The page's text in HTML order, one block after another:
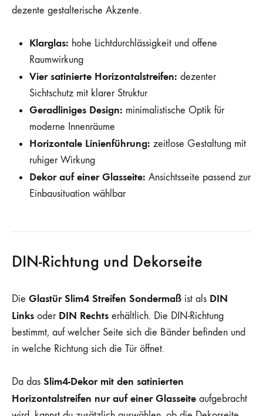
dezente gestalterische Akzente.
Klarglas: hohe Lichtdurchlässigkeit und offene
Raumwirkung
Vier satinierte Horizontalstreifen: dezenter
Sichtschutz mit klarer Struktur
Geradliniges Design: minimalistische Optik für
moderne Innenräume
Horizontale Linienführung: zeitlose Gestaltung mit
ruhiger Wirkung
Dekor auf einer Glasseite: Ansichtsseite passend zur
Einbausituation wählbar
DIN-Richtung und Dekorseite
Die Glastür Slim4 Streifen Sondermaß ist als DIN
Links oder DIN Rechts erhältlich. Die DIN-Richtung
bestimmt, auf welcher Seite sich die Bänder befinden und
in welche Richtung sich die Tür öffnet.
Da das Slim4-Dekor mit den satinierten
Horizontalstreifen nur auf einer Glasseite aufgebracht